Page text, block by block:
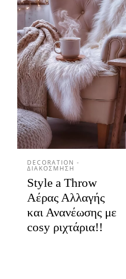
DECORATION -
ΔΙΑΚΟΣΜΗΣΗ
Style a Throw
Αέρας Αλλαγής
και Ανανέωσης με
cosy ριχτάρια!!